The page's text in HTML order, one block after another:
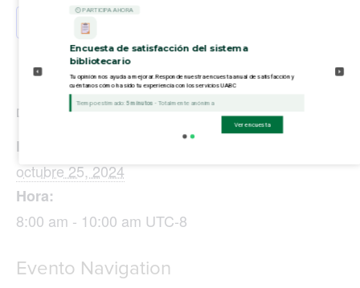
Añadir al calendario
DETALLES
Fecha:
octubre 25, 2024
Hora:
8:00 am - 10:00 am UTC-8
Evento Navigation
⏲ PARTICIPA AHORA
Encuesta de satisfacción del sistema
bibliotecario
Tu opinión nos ayuda a mejorar. Responde nuestra encuesta anual de satisfacción y
cuéntanos cómo ha sido tu experiencia con los servicios UABC
Tiempo estimado:5 minutos - Totalmente anónima
Ver encuesta